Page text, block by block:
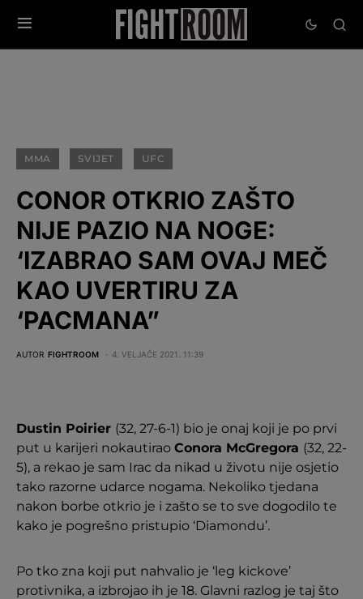
MMA SVIJET UFC
CONOR OTKRIO ZAŠTO
NIJE PAZIO NA NOGE:
‘IZABRAO SAM OVAJ MEČ
KAO UVERTIRU ZA
‘PACMANA”
AUTOR FIGHTROOM 4. VELJAČE 2021. 11:39
Dustin Poirier (32, 27-6-1) bio je onaj koji je po prvi
put u karijeri nokautirao Conora McGregora (32, 22-
5), a rekao je sam Irac da nikad u životu nije osjetio
tako razorne udarce nogama. Nekoliko tjedana
nakon borbe otkrio je i zašto se to sve dogodilo te
kako je pogrešno pristupio ‘Diamondu’.
Po tko zna koji put nahvalio je ‘leg kickove’
protivnika, a izbrojao ih je 18. Glavni razlog je taj što